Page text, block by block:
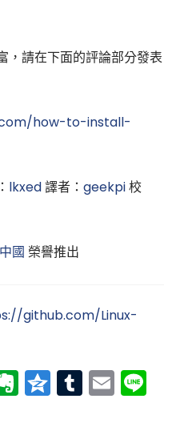
，請在下面的評論部分發表
how-to-install-
lkxed譯者： geekpi校
國 榮譽推出
github.com/Linux-
Evernote
Qzone
Tumblr